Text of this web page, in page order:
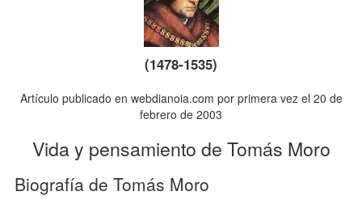
(1478-1535)
Artículo publicado en webdianoia.com por primera vez el 20 de
febrero de 2003
Vida y pensamiento de Tomás Moro
Biografía de Tomás Moro